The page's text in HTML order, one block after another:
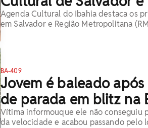
Agenda Cultural do Ibahia destaca os
em Salvador e Região Metropolitana
BA-409
Jovem é baleado
de parada em blitz na
Vítima informouque ele não conseguiu
da velocidade e acabou passando pelo